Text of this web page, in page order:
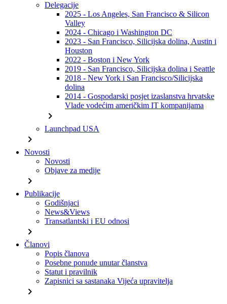
Delegacije
2025 - Los Angeles, San Francisco & Silicon
Valley
2024 - Chicago i Washington DC
2023 - San Francisco, Silicijska dolina, Austin i
Houston
2022 - Boston i New York
2019 - San Francisco, Silicijska dolina i Seattle
2018 - New York i San Francisco/Silicijska
dolina
2014 - Gospodarski posjet izaslanstva hrvatske
Vlade vodećim američkim IT kompanijama
chevron_right
Launchpad USA
chevron_right
Novosti
Novosti
Objave za medije
chevron_right
Publikacije
Godišnjaci
News&Views
Transatlantski i EU odnosi
chevron_right
Članovi
Popis članova
Posebne ponude unutar članstva
Statut i pravilnik
Zapisnici sa sastanaka Vijeća upravitelja
chevron_right